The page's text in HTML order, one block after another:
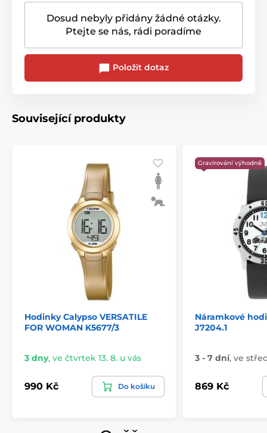
Dosud nebyly přidány žádné otázky.
Ptejte se nás, rádi poradíme
Položit dotaz
Související produkty
Hodinky Calypso VERSATILE
FOR WOMAN K5677/3
3 dny, ve čtvrtek 13. 8. u vás
990 Kč Do košíku
Gravírování výhodně
Náramkové
J7204.1
3 - 7 dní, ve
869 Kč